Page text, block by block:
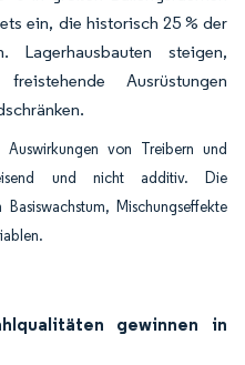
ein, die historisch 25 % der
Lagerhausbauten steigen,
Ausrüstungen
von Treibern und
und nicht additiv. Die
Mischungseffekte
gewinnen in